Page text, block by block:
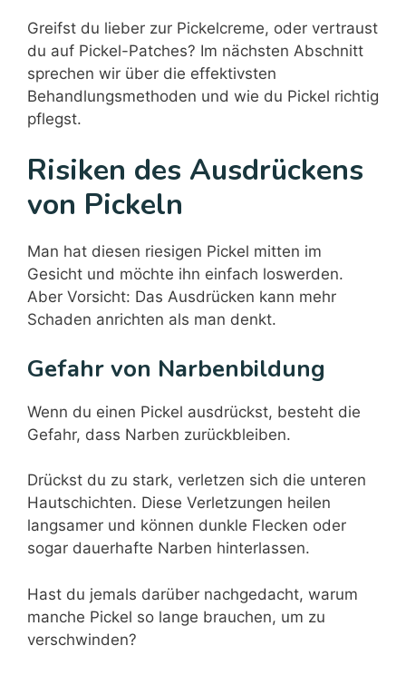
Greifst du lieber zur Pickelcreme, oder vertraust
du auf Pickel-Patches? Im nächsten Abschnitt
sprechen wir über die effektivsten
Behandlungsmethoden und wie du Pickel richtig
pflegst.
Risiken des Ausdrückens
von Pickeln
Man hat diesen riesigen Pickel mitten im
Gesicht und möchte ihn einfach loswerden.
Aber Vorsicht: Das Ausdrücken kann mehr
Schaden anrichten als man denkt.
Gefahr von Narbenbildung
Wenn du einen Pickel ausdrückst, besteht die
Gefahr, dass Narben zurückbleiben.
Drückst du zu stark, verletzen sich die unteren
Hautschichten. Diese Verletzungen heilen
langsamer und können dunkle Flecken oder
sogar dauerhafte Narben hinterlassen.
Hast du jemals darüber nachgedacht, warum
manche Pickel so lange brauchen, um zu
verschwinden?